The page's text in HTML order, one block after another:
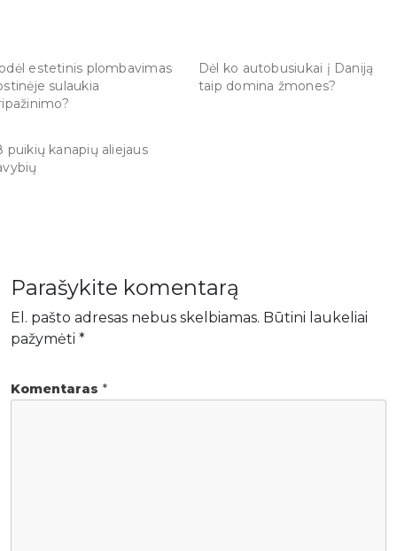
estetinis plombavimas
sulaukia
Dėl ko autobusiukai į Daniją
taip domina žmones?
puikių kanapių aliejaus
Parašykite komentarą
El. pašto adresas nebus skelbiamas. Būtini laukeliai
pažymėti *
Komentaras *